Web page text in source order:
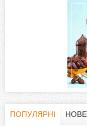
ПОПУЛЯРНІ
НОВЕ